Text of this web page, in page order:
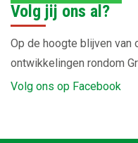
Volg jij ons al?
Op de hoogte blijven van
ontwikkelingen rondom
Volg ons op Facebook